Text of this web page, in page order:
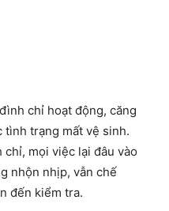
chỉ hoạt động, căng
tình trạng mất vệ sinh.
mọi việc lại đâu vào
nhộn nhịp, vẫn chế
đến kiểm tra.